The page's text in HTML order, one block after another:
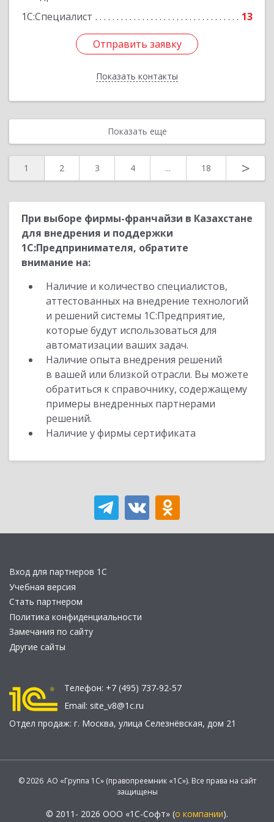
1С:Специалист
13
Отправить заявку
Показать контакты
Отправить заявку
Назад
Показать еще
1 2 3 4 ... 18 >
При выборе фирмы-франчайзи в Казахстане
для внедрения и поддержки
1С:Предпринимателя, обратите
внимание на:
Наличие и количество специалистов,
аттестованных на внедрение технологий
и решений системы 1С:Предприятие,
которые будут использоваться для
автоматизации ваших задач.
Наличие опыта внедрения решений
в вашей или близкой отрасли. Вы можете
обратиться к справочнику, содержащему
примеры внедренных партнерами
решений.
Наличие у фирмы сертификата
Вход для партнеров 1С
Учебная версия
Стать партнером
Политика конфиденциальности
Замечания по сайту
Другие сайты
Телефон: +7 (495) 737-92-57
Email: site_v8@1c.ru
Отдел продаж: г. Москва, улица Селезнёвская, дом 21
© 2026 АО «Группа 1С» (правопреемник «1С»). Все права на сайт
защищены
© 2011- 2026 ООО «1С-Софт» (о компании).